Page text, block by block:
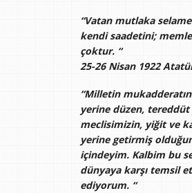
“Vatan mutlaka
kendi saadetini;
çoktur. “
25-26 Nisan 1922
“Milletin
yerine düzen,
meclisimizin, yiğit ve
yerine getirmiş
içindeyim. Kalbim bu
dünyaya karşı temsil
ediyorum. “